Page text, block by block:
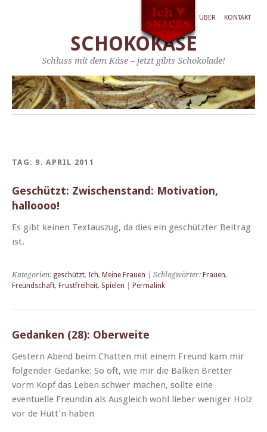
ÜBER KONTAKT
SCHOKOKÄSE
Schluss mit dem Käse – jetzt gibts Schokolade!
TAG: 9. APRIL 2011
Geschützt: Zwischenstand: Motivation,
halloooo!
Es gibt keinen Tex­tauszug, da dies ein geschützter Beitrag
ist.
Kategorien: geschützt, Ich, Meine Frauen | Schlagwörter: Frauen,
Freundschaft, Frustfreiheit, Spielen Permalink
Gedanken (28): Oberweite
Gestern Abend beim Chat­ten mit einem Fre­und kam mir
fol­gen­der Gedanke: So oft, wie mir die Balken Bret­ter
vorm Kopf das Leben schw­er machen, sollte eine
eventuelle Fre­undin als Aus­gle­ich wohl lieber weniger Holz
vor de Hütt’n haben